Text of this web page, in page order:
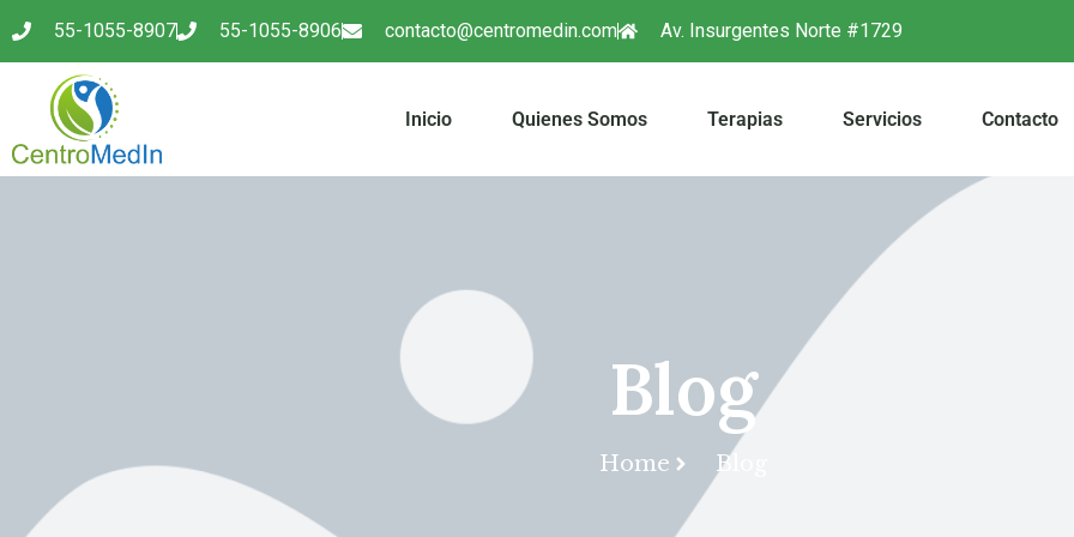
55-1055-8907 55-1055-8906 contacto@centromedin.com Av. Insurgentes Norte #1729
Inicio Quienes Somos Terapias Servicios Contacto
Blog
Home Blog